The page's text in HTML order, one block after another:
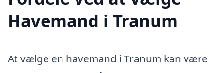
Havemand i Tranum
At vælge en havemand i Tranum kan være